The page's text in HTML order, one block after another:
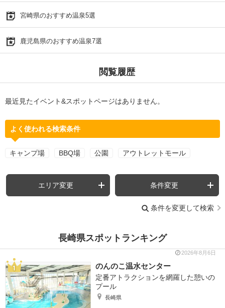
宮崎県のおすすめ温泉5選
鹿児島県のおすすめ温泉7選
閲覧履歴
最近見たイベント&スポットページはありません。
よく使われる検索条件
キャンプ場 BBQ場 公園 アウトレットモール
エリア変更 条件変更
条件を変更して検索
長崎県スポットランキング
2026年8月6日
のんのこ温水センター
定番アトラクションを網羅した憩いの
プール
長崎県